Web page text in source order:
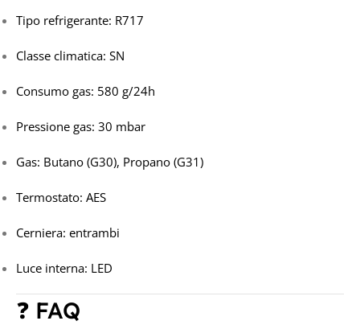
Tipo refrigerante: R717
Classe climatica: SN
Consumo gas: 580 g/24h
Pressione gas: 30 mbar
Gas: Butano (G30), Propano (G31)
Termostato: AES
Cerniera: entrambi
Luce interna: LED
❓ FAQ